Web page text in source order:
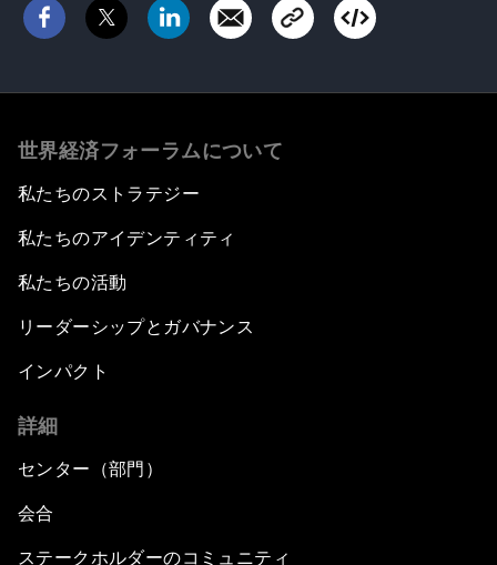
世界経済フォーラムについて
私たちのストラテジー
私たちのアイデンティティ
私たちの活動
リーダーシップとガバナンス
インパクト
詳細
センター（部門）
会合
ステークホルダーのコミュニティ